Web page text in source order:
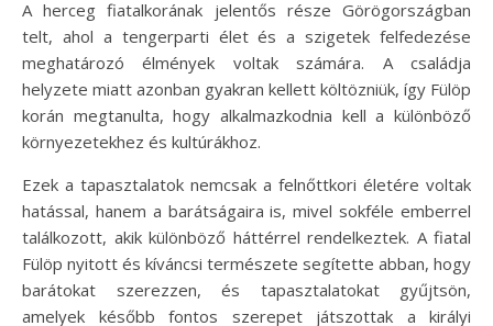
A herceg fiatalkorának jelentős része Görögországban
telt, ahol a tengerparti élet és a szigetek felfedezése
meghatározó élmények voltak számára. A családja
helyzete miatt azonban gyakran kellett költözniük, így Fülöp
korán megtanulta, hogy alkalmazkodnia kell a különböző
környezetekhez és kultúrákhoz.
Ezek a tapasztalatok nemcsak a felnőttkori életére voltak
hatással, hanem a barátságaira is, mivel sokféle emberrel
találkozott, akik különböző háttérrel rendelkeztek. A fiatal
Fülöp nyitott és kíváncsi természete segítette abban, hogy
barátokat szerezzen, és tapasztalatokat gyűjtsön,
amelyek később fontos szerepet játszottak a királyi